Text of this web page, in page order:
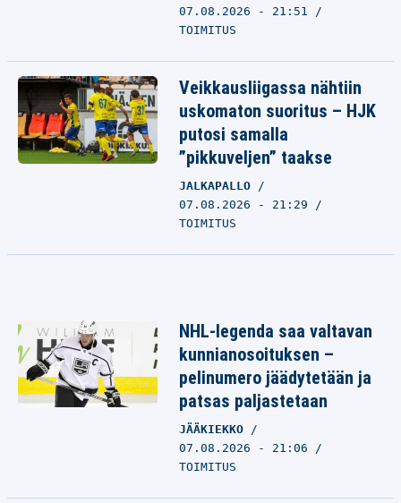
07.08.2026 - 21:51
TOIMITUS
Veikkausliigassa nähtiin
uskomaton suoritus – HJK
putosi samalla
”pikkuveljen” taakse
JALKAPALLO
07.08.2026 - 21:29
TOIMITUS
NHL-legenda saa valtavan
kunnianosoituksen –
pelinumero jäädytetään ja
patsas paljastetaan
JÄÄKIEKKO
07.08.2026 - 21:06
TOIMITUS